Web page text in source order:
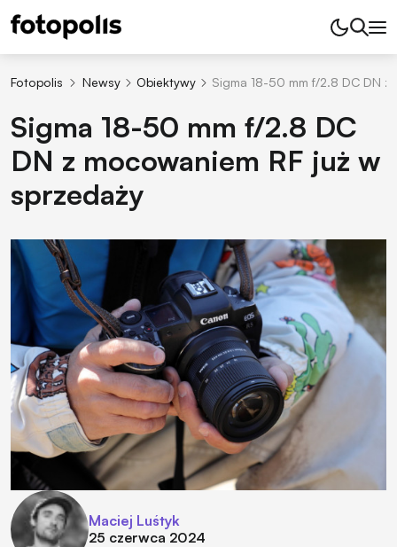
Fotopolis Newsy Obiektywy Sigma 18-50 mm f/2.8 DC DN
Sigma 18-50 mm f/2.8 DC
DN z mocowaniem RF już w
sprzedaży
Maciej Luśtyk
25 czerwca 2024